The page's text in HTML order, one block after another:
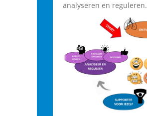
analyseren en reguleren.